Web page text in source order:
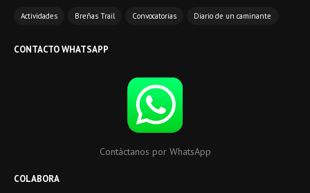
Actividades Breñas Trail Convocatorias Diario de un caminante
CONTACTO WHATSAPP
Contáctanos por WhatsApp
COLABORA